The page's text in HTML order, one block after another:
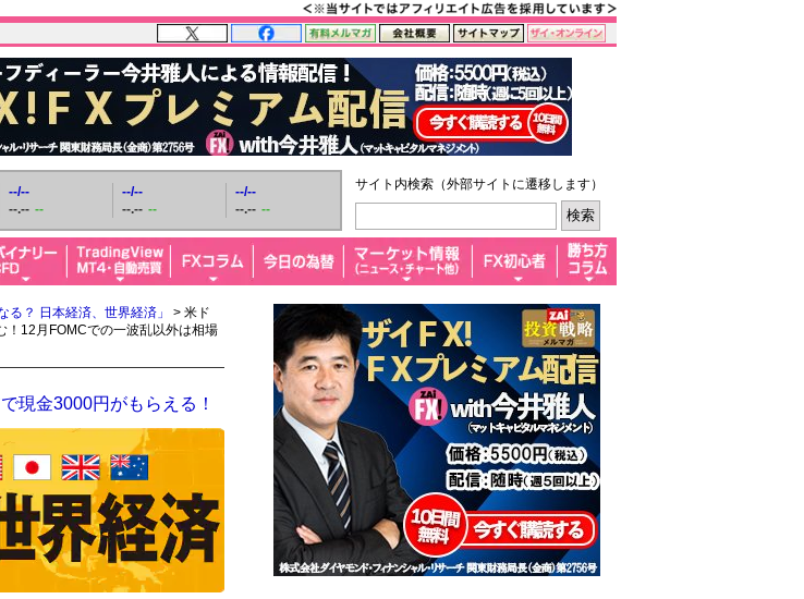
--/--
--.-- --
--/--
--.-- --
--/--
--.-- --
サイト内検索（外部サイトに遷移します）
？ 日本経済、世界経済」
> 米ド
！12月FOMCでの一波乱以外は相場
現金3000円がもらえる！